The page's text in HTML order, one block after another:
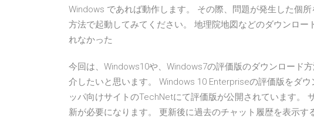
Windows であれば動作します。 その際、問題が発生した個
方法で起動してみてください。 地理院地図などのダウンロ
れなかった
今回は、Windows10や、Windows7の評価版のダウンロード
介したいと思います。 Windows 10 Enterpriseの評価版をダ
ッパ向けサイトのTechNetにて評価版が公開されています。
新が必要になります。 更新後に過去のチャット履歴を表示